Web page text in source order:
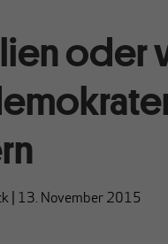
13. November 2015